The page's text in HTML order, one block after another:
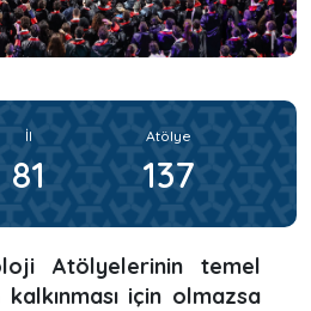
İl
81
Atölye
137
Atölyelerinin temel
için olmazsa